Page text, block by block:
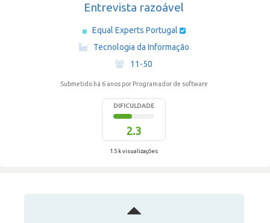
Entrevista razoável
Equal Experts Portugal
Tecnologia da Informação
·
11-50
Submetido há 6 anos por Programador de software
DIFICULDADE
2.3
1.5 k visualizações